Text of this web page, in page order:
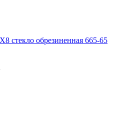
обрезиненная 665-65